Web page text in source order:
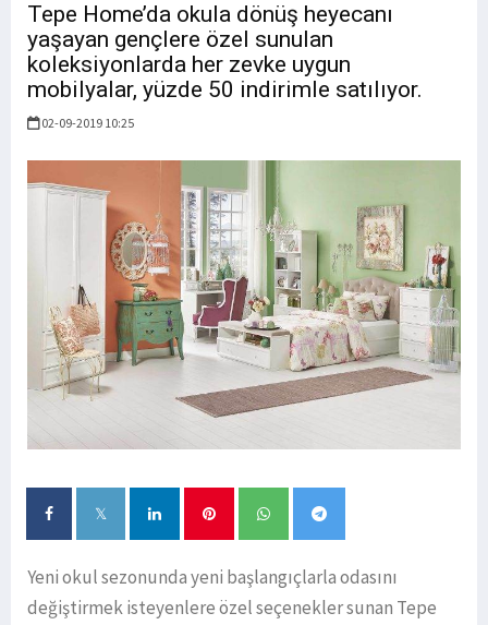
Tepe Home’da okula dönüş heyecanı
yaşayan gençlere özel sunulan
koleksiyonlarda her zevke uygun
mobilyalar, yüzde 50 indirimle satılıyor.
02-09-2019 10:25
Yeni okul sezonunda yeni başlangıçlarla odasını
değiştirmek isteyenlere özel seçenekler sunan Tepe